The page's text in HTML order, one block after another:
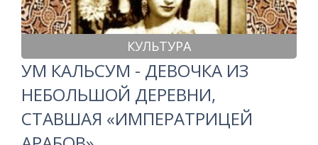
КУЛЬТУРА
УМ КАЛЬСУМ - ДЕВОЧКА ИЗ
НЕБОЛЬШОЙ ДЕРЕВНИ,
СТАВШАЯ «ИМПЕРАТРИЦЕЙ